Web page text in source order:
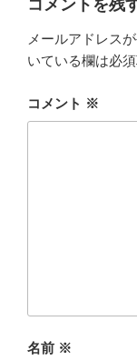
コメントを残
メールアドレス
いている欄は必
コメント ※
名前 ※